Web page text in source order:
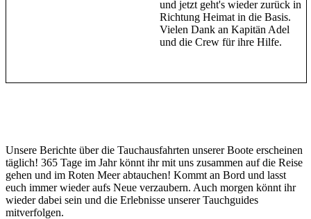
und jetzt geht's wieder zurück in
Richtung Heimat in die Basis.
Vielen Dank an Kapitän Adel
und die Crew für ihre Hilfe.
Unsere Berichte über die Tauchausfahrten unserer Boote erscheinen
täglich! 365 Tage im Jahr könnt ihr mit uns zusammen auf die Reise
gehen und im Roten Meer abtauchen! Kommt an Bord und lasst
euch immer wieder aufs Neue verzaubern. Auch morgen könnt ihr
wieder dabei sein und die Erlebnisse unserer Tauchguides
mitverfolgen.